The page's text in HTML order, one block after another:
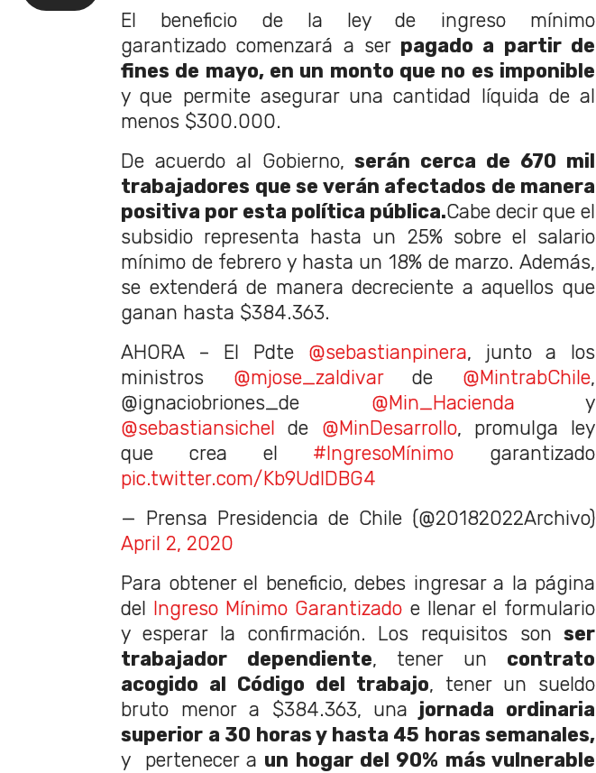
El beneficio de la ley de ingreso mínimo
garantizado comenzará a serpagado a partir de
fines de mayo, en un monto que no es imponible
y que permite asegurar una cantidad líquida de al
menos $300.000.
De acuerdo al Gobierno, serán cerca de 670 mil
trabajadores que se verán afectados de manera
positiva por esta política pública.Cabe decir que el
subsidio representa hasta un 25% sobre el salario
mínimo de febrero y hasta un 18% de marzo. Además,
se extenderá de manera decreciente a aquellos que
ganan hasta $384.363.
AHORA – El Pdte @sebastianpinera, junto a los
ministros @mjose_zaldivarde @MintrabChile,
@ignaciobriones_de @Min_Hacienda y
@sebastiansichel
de @MinDesarrollo, promulga ley
que crea el #IngresoMínimo garantizado
pic.twitter.com/Kb9UdIDBG4
— Prensa Presidencia de Chile (@20182022Archivo)
April 2, 2020
Para obtener el beneficio, debes ingresar a la página
del
Ingreso Mínimo Garantizado e llenar el formulario
y esperar la confirmación. Los requisitos son ser
trabajador dependiente, tener un contrato
acogido al Código del trabajo, tener un sueldo
bruto menor a $384.363, una jornada ordinaria
superior a 30 horas y hasta 45 horas semanales,
y pertenecer a un hogar del 90% más vulnerable